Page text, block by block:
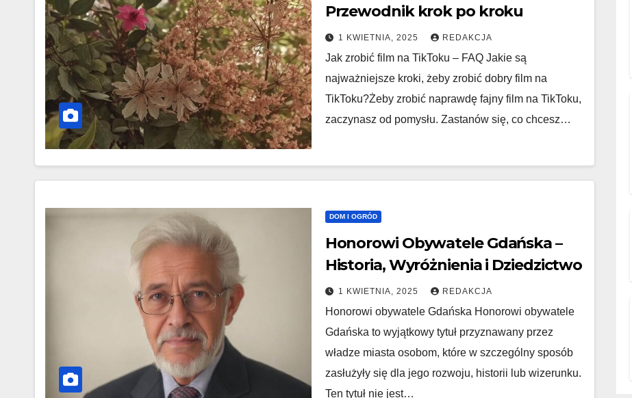
Przewodnik krok po kroku
1 KWIETNIA, 2025 REDAKCJA
Jak zrobić film na TikToku – FAQ Jakie są
najważniejsze kroki, żeby zrobić dobry film na
TikToku?Żeby zrobić naprawdę fajny film na TikToku,
zaczynasz od pomysłu. Zastanów się, co chcesz…
DOM I OGRÓD
Honorowi Obywatele Gdańska –
Historia, Wyróżnienia i Dziedzictwo
1 KWIETNIA, 2025 REDAKCJA
Honorowi obywatele Gdańska Honorowi obywatele
Gdańska to wyjątkowy tytuł przyznawany przez
władze miasta osobom, które w szczególny sposób
zasłużyły się dla jego rozwoju, historii lub wizerunku.
Ten tytuł nie jest…